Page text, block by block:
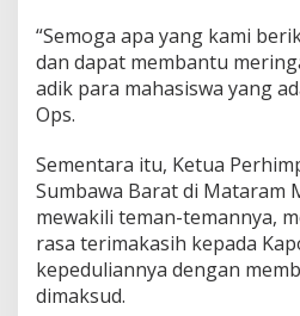
“Semoga apa yang kami
dan dapat membantu
adik para mahasiswa yang
Ops.
Sementara itu, Ketua
Sumbawa Barat di Mataram
mewakili teman-temannya,
rasa terimakasih kepada
kepeduliannya dengan
dimaksud.